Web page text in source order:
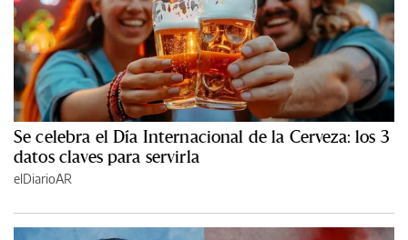
Se celebra el Día Internacional de la Cerveza: los 3
datos claves para servirla
elDiarioAR